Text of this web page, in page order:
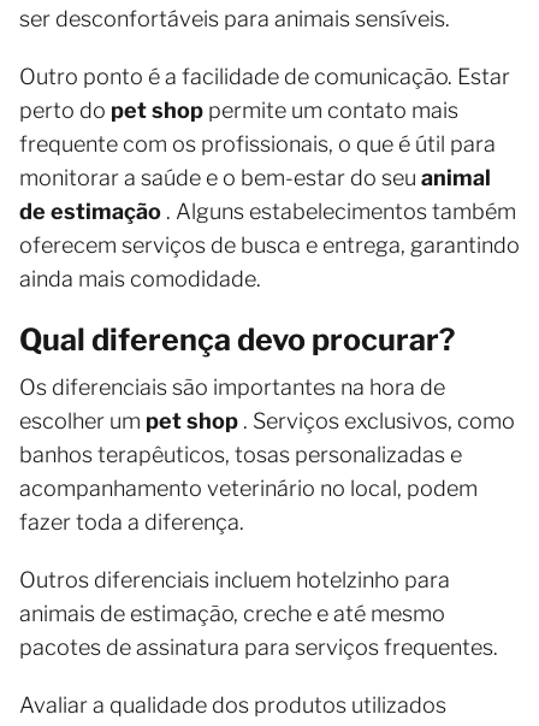
ser desconfortáveis ​​para animais sensíveis.
Outro ponto é a facilidade de comunicação. Estar
perto do pet shop permite um contato mais
frequente com os profissionais, o que é útil para
monitorar a saúde e o bem-estar do seu animal
de estimação . Alguns estabelecimentos também
oferecem serviços de busca e entrega, garantindo
ainda mais comodidade.
Qual diferença devo procurar?
Os diferenciais são importantes na hora de
escolher um pet shop . Serviços exclusivos, como
banhos terapêuticos, tosas personalizadas e
acompanhamento veterinário no local, podem
fazer toda a diferença.
Outros diferenciais incluem hotelzinho para
animais de estimação, creche e até mesmo
pacotes de assinatura para serviços frequentes.
Avaliar a qualidade dos produtos utilizados